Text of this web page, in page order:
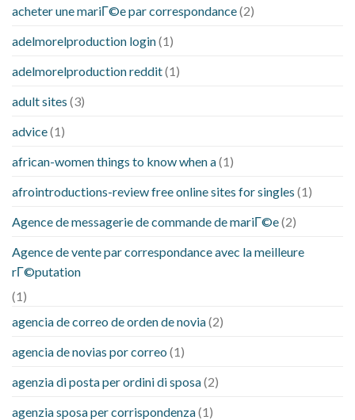
acheter une mariГ©e par correspondance(2)
adelmorelproduction login(1)
adelmorelproduction reddit(1)
adult sites (3)
advice(1)
african-women things to know when a(1)
afrointroductions-review free online sites for singles (1)
Agence de messagerie de commande de mariГ©e(2)
Agence de vente par correspondance avec la meilleure
rГ©putation
(1)
agencia de correo de orden de novia(2)
agencia de novias por correo (1)
agenzia di posta per ordini di sposa(2)
agenzia sposa per corrispondenza(1)